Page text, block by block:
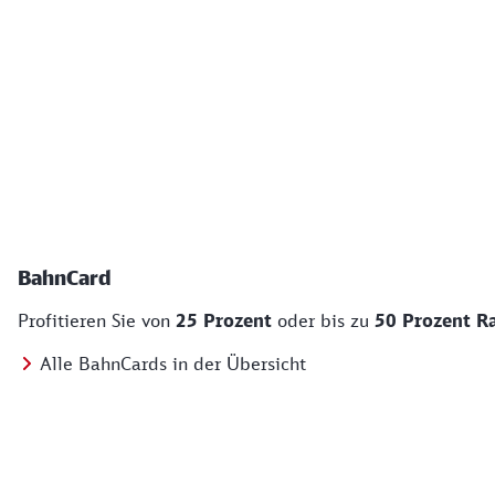
BahnCard
Profitieren Sie von 25 Prozent oder bis zu 50 Prozent
Alle BahnCards in der Übersicht